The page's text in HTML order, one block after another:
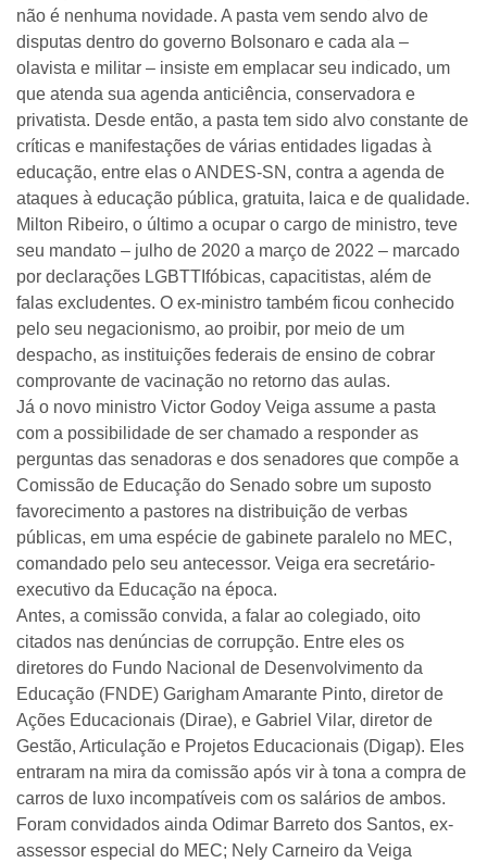
não é nenhuma novidade. A pasta vem sendo alvo de
disputas dentro do governo Bolsonaro e cada ala –
olavista e militar – insiste em emplacar seu indicado, um
que atenda sua agenda anticiência, conservadora e
privatista. Desde então, a pasta tem sido alvo constante de
críticas e manifestações de várias entidades ligadas à
educação, entre elas o ANDES-SN, contra a agenda de
ataques à educação pública, gratuita, laica e de qualidade.
Milton Ribeiro, o último a ocupar o cargo de ministro, teve
seu mandato – julho de 2020 a março de 2022 – marcado
por declarações LGBTTIfóbicas, capacitistas, além de
falas excludentes. O ex-ministro também ficou conhecido
pelo seu negacionismo, ao proibir, por meio de um
despacho, as instituições federais de ensino de cobrar
comprovante de vacinação no retorno das aulas.
Já o novo ministro Victor Godoy Veiga assume a pasta
com a possibilidade de ser chamado a responder as
perguntas das senadoras e dos senadores que compõe a
Comissão de Educação do Senado sobre um suposto
favorecimento a pastores na distribuição de verbas
públicas, em uma espécie de gabinete paralelo no MEC,
comandado pelo seu antecessor. Veiga era secretário-
executivo da Educação na época.
Antes, a comissão convida, a falar ao colegiado, oito
citados nas denúncias de corrupção. Entre eles os
diretores do Fundo Nacional de Desenvolvimento da
Educação (FNDE) Garigham Amarante Pinto, diretor de
Ações Educacionais (Dirae), e Gabriel Vilar, diretor de
Gestão, Articulação e Projetos Educacionais (Digap). Eles
entraram na mira da comissão após vir à tona a compra de
carros de luxo incompatíveis com os salários de ambos.
Foram convidados ainda Odimar Barreto dos Santos, ex-
assessor especial do MEC; Nely Carneiro da Veiga